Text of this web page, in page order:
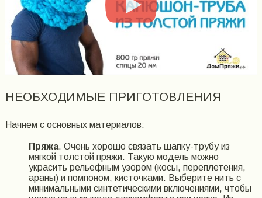
НЕОБХОДИМЫЕ ПРИГОТОВЛЕНИЯ
Начнем с основных материалов:
Пряжа. Очень хорошо связать шапку-трубу из
мягкой толстой пряжи. Такую модель можно
украсить рельефным узором (косы, переплетения,
араны) и помпоном, кисточками. Выберите нить с
минимальными синтетическими включениями, чтобы